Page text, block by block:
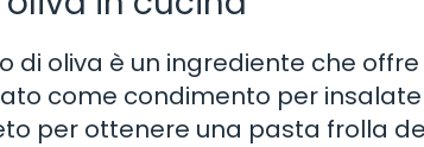
di oliva è un ingrediente che
come condimento per insalate
per ottenere una pasta frolla